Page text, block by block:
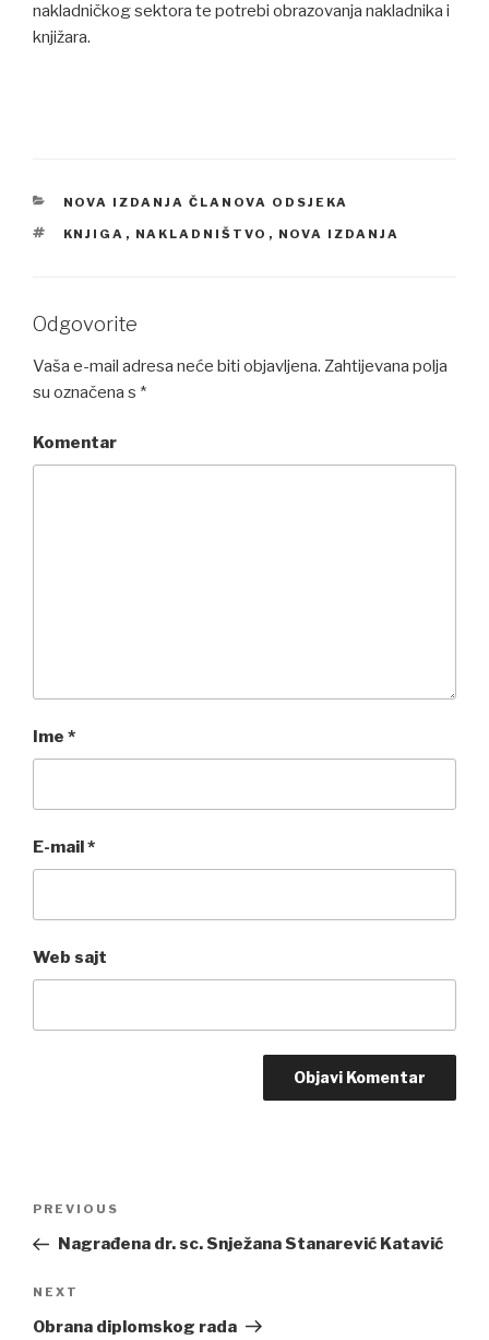
nakladničkog sektora te potrebi obrazovanja nakladnika i
knjižara.
CATEGORIES
NOVA IZDANJA ČLANOVA ODSJEKA
TAGS
KNJIGA , NAKLADNIŠTVO , NOVA IZDANJA
Odgovorite
Vaša e-mail adresa neće biti objavljena. Zahtijevana polja
su označena s *
Komentar
Ime *
E-mail*
Web sajt
Post
Previous
Post
PREVIOUS
Nagrađena dr. sc. Snježana Stanarević Katavić
Next
Post
NEXT
Obrana diplomskog rada